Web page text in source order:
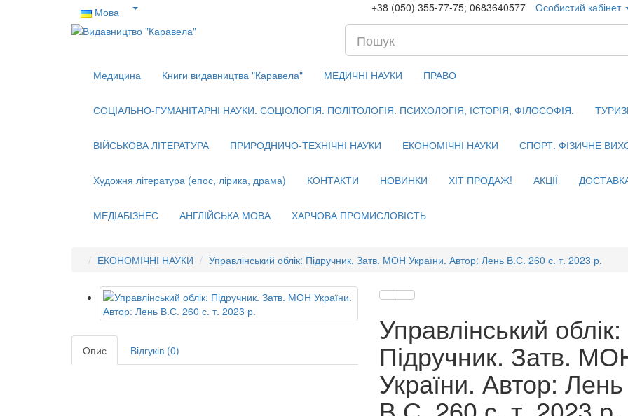
Мова +38 (050) 355-77-75; 0683640577 Особистий кабінет
Медицина Книги видавництва "Каравела" МЕДИЧНІ НАУКИ ПРАВО
СОЦІАЛЬНО-ГУМАНІТАРНІ НАУКИ. СОЦІОЛОГІЯ. ПОЛІТОЛОГІЯ. ПСИХОЛОГІЯ, ІСТОРІЯ, ФІЛОСОФІЯ.
ВІЙСЬКОВА ЛІТЕРАТУРА ПРИРОДНИЧО-ТЕХНІЧНІ НАУКИ ЕКОНОМІЧНІ НАУКИ СПОРТ. ФІЗИЧНЕ
Художня література (епос, лірика, драма) КОНТАКТИ НОВИНКИ ХІТ ПРОДАЖ! АКЦІЇ
МЕДІАБІЗНЕС АНГЛІЙСЬКА МОВА ХАРЧОВА ПРОМИСЛОВІСТЬ
ЕКОНОМІЧНІ НАУКИ Управлінський облік: Підручник. Затв. МОН України. Автор: Лень В.С. 260 с. т. 2023 р.
Опис Відгуків (0)
Управлінський облік:
Підручник. Затв.
України. Автор: Лень